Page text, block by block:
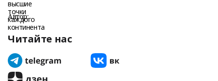
Автор:
Читайте нас